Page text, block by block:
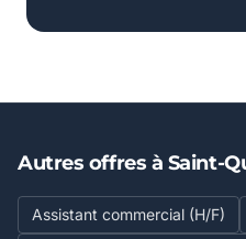
Autres offres à Saint-
Assistant commercial (H/F)